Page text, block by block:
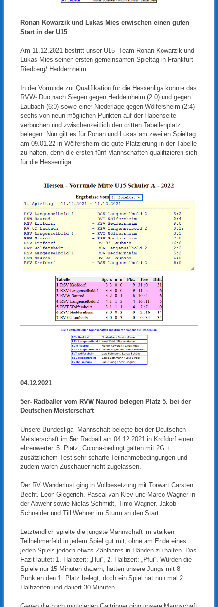
Ronan Kowarzik und Lukas Mies erwischen einen guten
Startin der U15
Am 11.12.2021 bestritt unser U15- Team Ronan Kowarzik und
Lukas Mies seinen ersten gemeinsamen Spieltag in Frankfurt-
Riedberg/ Heddernheim.
In der Vorrunde zur Qualifikation für die Hessenliga konnte das
RVW- Duo nach Siegen gegen Heddernheim (2:0) und gegen
Laubach (6:0) sowie einer Niederlage gegen Wölfersheim (2:4)
sechs von neun möglichen Punkten auf der Habenseite
verbuchen und zwischenzeitlich den dritten Tabellenplatz
belegen. Nun gilt es für Ronan und Lukas am zweiten Spieltag
am 09.01.22 in Wölfersheim die gute Platzierung in der Tabelle
zu halten, denn die ersten fünf Mannschaften qualifizieren sich
für die Hessenliga.
04.12.2021
5er- Radballer vom RVW Naurod belegen Platz 5. bei der
Deutschen Meisterschaft
Unsere Bundesliga- Mannschaft belegte bei der Deutschen
Meisterschaft im 5er Radball am 04.12.2021 in Krofdorf einen
ehrenwerten 5. Platz. Corona-bedingt galten mit 2G +
zusätzlichem Test sehr scharfe Teilnahmebedingungen und
zudem waren Zuschauer nicht zugelassen.
Der RV Wanderlust ging in Vollbesetzung mit Torwart Carsten
Becht, Leon Giegerich, Pascal van Klev und Marco Wagner in
der Abwehr sowie Niclas Schmidt, Timo Wagner, Jakob
Schneider und Till Wehner im Sturm an den Start.
Letztendlich spielte die jüngste Mannschaft im starken
Teilnehmerfeld in jedem Spiel gut mit, ohne am Ende eines
jeden Spiels jedoch etwas Zählbares in Händen zu halten. Das
Fazit lautet: 1. Halbzeit: „Hui“, 2. Halbzeit: „Pfui“. Würden die
Spiele nur 15 Minuten dauern, hätten unsere Jungs mit 8
Punkten den 1. Platz belegt, doch ein Spiel hat nun mal 2
Halbzeiten und dauert 30 Minuten.